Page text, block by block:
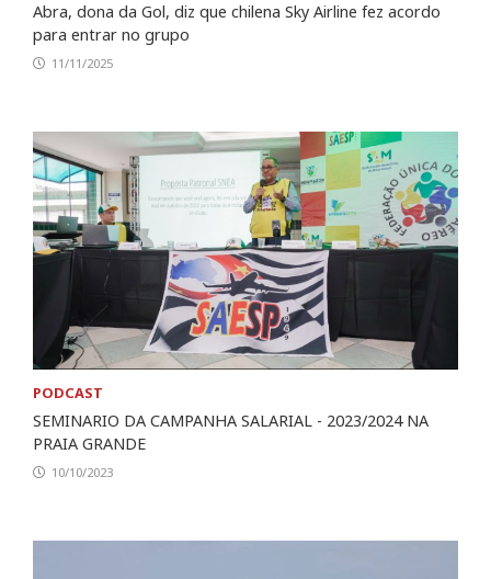
Abra, dona da Gol, diz que chilena Sky Airline fez acordo
para entrar no grupo
11/11/2025
PODCAST
SEMINARIO DA CAMPANHA SALARIAL - 2023/2024 NA
PRAIA GRANDE
10/10/2023